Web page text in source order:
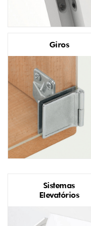
Giros
Sistemas
Elevatórios